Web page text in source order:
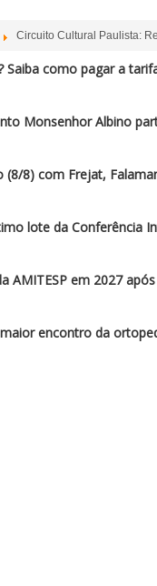
Circuito Cultural Paulista:
Saiba como pagar a
Monsenhor Albino
(8/8) com Frejat,
lote da Conferência
AMITESP em 2027
encontro da